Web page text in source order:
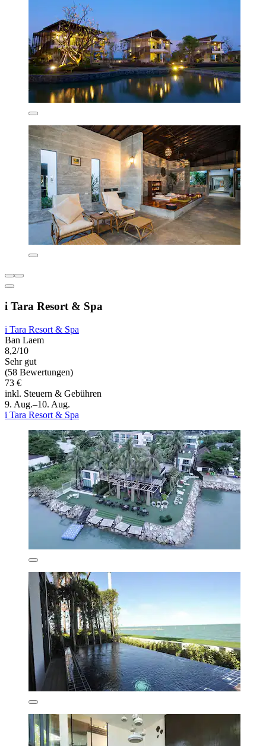
i Tara Resort & Spa
i Tara Resort & Spa
Ban Laem
8,2/10
Sehr gut
(58 Bewertungen)
73 €
inkl. Steuern & Gebühren
9. Aug.–10. Aug.
i Tara Resort & Spa